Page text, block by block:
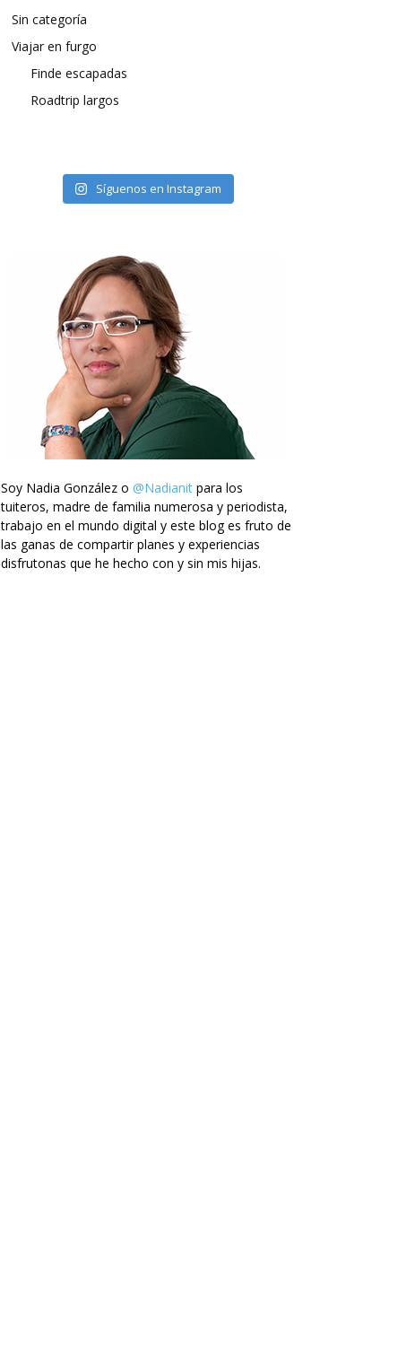
Sin categoría
Viajar en furgo
Finde escapadas
Roadtrip largos
Síguenos en Instagram
Soy Nadia González o @Nadianit para los
tuiteros, madre de familia numerosa y periodista,
trabajo en el mundo digital y este blog es fruto de
las ganas de compartir planes y experiencias
disfrutonas que he hecho con y sin mis hijas.